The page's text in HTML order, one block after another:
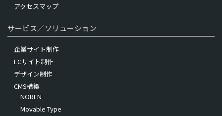
アクセスマップ
サービス／ソリューション
企業サイト制作
ECサイト制作
デザイン制作
CMS構築
NOREN
Movable Type